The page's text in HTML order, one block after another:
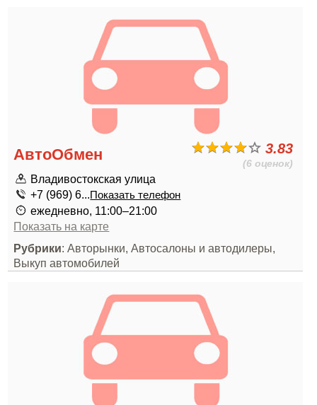
3.83
(6 оценок)
АвтоОбмен
Владивостокская улица
+7 (969) 6...Показать телефон
ежедневно, 11:00–21:00
Показать на карте
Рубрики: Авторынки, Автосалоны и автодилеры,
Выкуп автомобилей